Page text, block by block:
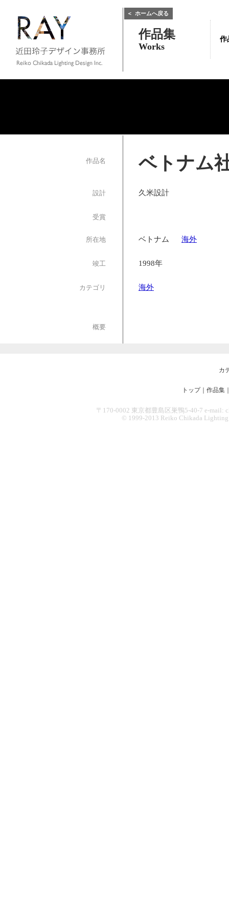
作品集
Works
＜ ホームへ戻る
作
作品名 ベトナム
設計 久米設計
受賞
所在地 ベトナム 海外
竣工 1998年
カテゴリ 海外
概要
カ
トップ｜ 作品集
〒170-0002 東京都豊島区巣鴨5-40-7 e-mail:
© 1999-2013 Reiko Chikada Lighting